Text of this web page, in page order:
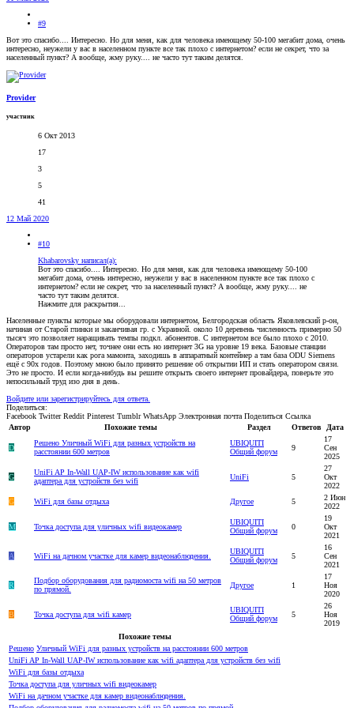
#9
Вот это спасибо.... Интересно. Но для меня, как для человека имеющему 50-100 мегабит дома, очень
интересно, неужели у вас в населенном пункте все так плохо с интернетом? если не секрет, что за
населенный пункт? А вообще, жму руку.... не часто тут таким делятся.
Provider
участник
6 Окт 2013
17
3
5
41
12 Май 2020
#10
Khabarovsky написал(а):
Вот это спасибо.... Интересно. Но для меня, как для человека имеющему 50-100
мегабит дома, очень интересно, неужели у вас в населенном пункте все так плохо с
интернетом? если не секрет, что за населенный пункт? А вообще, жму руку.... не
часто тут таким делятся.
Нажмите для раскрытия...
Населенные пункты которые мы оборудовали интернетом, Белгородская область Яковлевский р-он,
начиная от Старой глинки и заканчивая гр. с Украиной. около 10 деревень численность примерно 50
тысяч это позволяет наращивать темпы подкл. абонентов. С интернетом все было плохо с 2010.
Операторов там просто нет, точнее они есть но интернет 3G на уровне 19 века. Базовые станции
операторов устарели как рога мамонта, заходишь в аппаратный контейнер а там база ODU Siemens
ещё с 90х годов. Поэтому мною было принято решение об открытии ИП и стать оператором связи.
Это не просто. И если когда-нибудь вы решите открыть своего интернет провайдера, поверьте это
непосильный труд изо дня в день.
Войдите или зарегистрируйтесь для ответа.
Поделиться:
Facebook Twitter Reddit Pinterest Tumblr WhatsApp Электронная почта Поделиться Ссылка
Автор
Похожие темы Раздел Ответов Дата
D
Решено Уличный WiFi для разных устройств на
расстоянии 600 метров
UBIQUITI
Общий форум
9
17
Сен
2025
G
UniFi AP In-Wall UAP-IW использование как wifi
адаптера для устройств без wifi
UniFi 5
27
Окт
2022
G
WiFi для базы отдыха Другое 5
2 Июн
2022
M Точка доступа для уличных wifi видеокамер
UBIQUITI
Общий форум
0
19
Окт
2021
А WiFi на дачном участке для камер видеонаблюдения.
UBIQUITI
Общий форум
5
16
Сен
2021
R
Подбор оборудования для радиомоста wifi на 50 метров
по прямой.
Другое 1
17
Ноя
2020
В Точка доступа для wifi камер
UBIQUITI
Общий форум
5
26
Ноя
2019
Похожие темы
Решено Уличный WiFi для разных устройств на расстоянии 600 метров
UniFi AP In-Wall UAP-IW использование как wifi адаптера для устройств без wifi
WiFi для базы отдыха
Точка доступа для уличных wifi видеокамер
WiFi на дачном участке для камер видеонаблюдения.